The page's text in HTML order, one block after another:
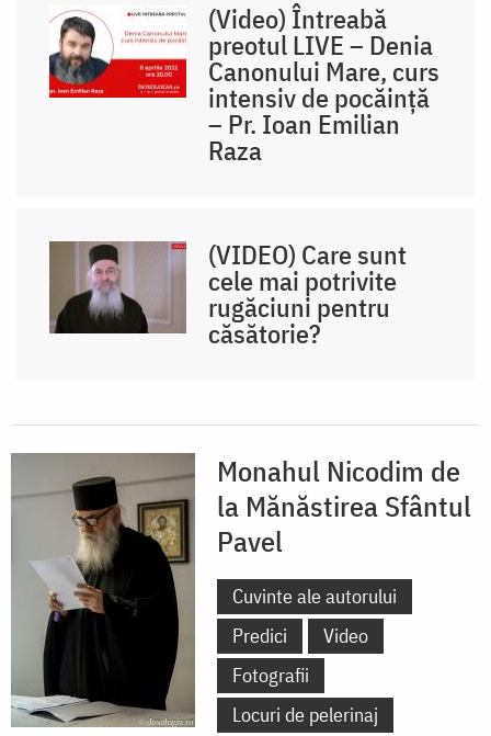
(Video) Întreabă
preotul LIVE – Denia
Canonului Mare, curs
intensiv de pocăință
– Pr. Ioan Emilian
Raza
(VIDEO) Care sunt
cele mai potrivite
rugăciuni pentru
căsătorie?
Monahul Nicodim de
la Mănăstirea Sfântul
Pavel
Cuvinte ale autorului
Predici
Video
Fotografii
Locuri de pelerinaj